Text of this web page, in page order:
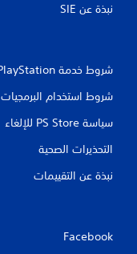
نبذة عن SIE‏
شروط خدمة PlayStation‏
شروط استخدام البرمجيات
سياسة PS Store للإلغاء
التحذيرات الصحية
نبذة عن التقييمات
Facebook